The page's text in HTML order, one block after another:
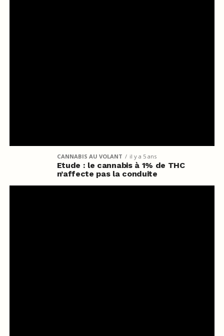
CANNABIS AU VOLANT il y a 5 ans
Etude : le cannabis à 1% de THC
n’affecte pas la conduite